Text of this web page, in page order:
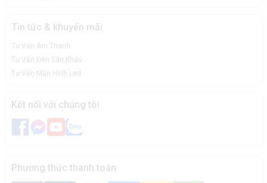
Tin tức & khuyến mãi
Tư Vấn Âm Thanh
Tư Vấn Đèn Sân Khấu
Tư Vấn Màn Hình Led
Kết nối với chúng tôi
Phương thức thanh toán